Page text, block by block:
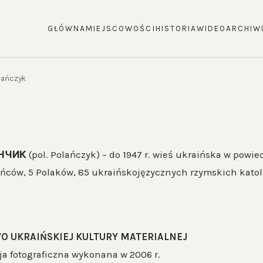
GŁÓWNAMIEJSCOWOŚCI HISTORIA WIDEO
(pol. Polańczyk) – do 1947 r. wieś ukraińska w
5 Polaków, 85 ukraińskojęzycznych rzymskich
UKRAIŃSKIEJ KULTURY MATERIALNEJ
fotograficzna wykonana w 2006 r.